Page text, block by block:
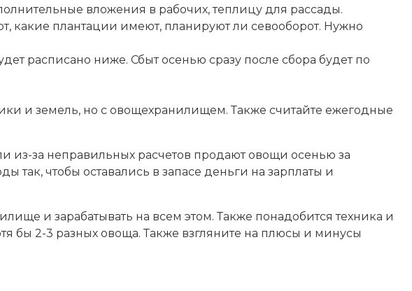
вложения в рабочих, теплицу для рассады.
какие плантации имеют, планируют ли севооборот. Нужно
расписано ниже. Сбыт осенью сразу после сбора будет по
и земель, но с овощехранилищем. Также считайте ежегодные
из-за неправильных расчетов продают овощи осенью за
так, чтобы оставались в запасе деньги на зарплаты и
и зарабатывать на всем этом. Также понадобится техника и
бы 2-3 разных овоща. Также взгляните на плюсы и минусы